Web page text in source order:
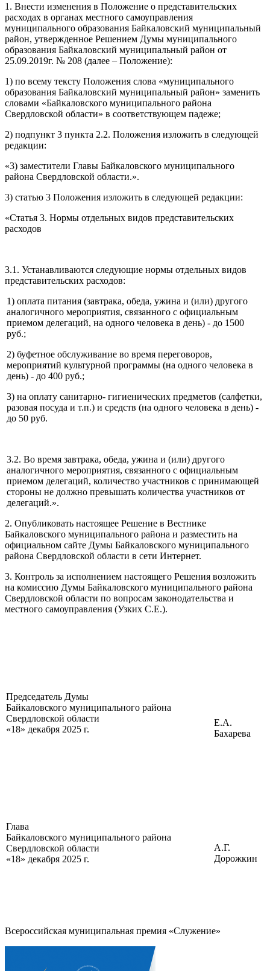
1. Внести изменения в Положение о представительских
расходах в органах местного самоуправления
муниципального образования Байкаловский муниципальный
район, утвержденное Решением Думы муниципального
образования Байкаловский муниципальный район от
25.09.2019г. № 208 (далее – Положение):
1) по всему тексту Положения слова «муниципального
образования Байкаловский муниципальный район» заменить
словами «Байкаловского муниципального района
Свердловской области» в соответствующем падеже;
2) подпункт 3 пункта 2.2. Положения изложить в следующей
редакции:
«3) заместители Главы Байкаловского муниципального
района Свердловской области.».
3) статью 3 Положения изложить в следующей редакции:
«Статья 3. Нормы отдельных видов представительских
расходов
3.1. Устанавливаются следующие нормы отдельных видов
представительских расходов:
1) оплата питания (завтрака, обеда, ужина и (или) другого
аналогичного мероприятия, связанного с официальным
приемом делегаций, на одного человека в день) - до 1500
руб.;
2) буфетное обслуживание во время переговоров,
мероприятий культурной программы (на одного человека в
день) - до 400 руб.;
3) на оплату санитарно- гигиенических предметов (салфетки,
разовая посуда и т.п.) и средств (на одного человека в день) -
до 50 руб.
3.2. Во время завтрака, обеда, ужина и (или) другого
аналогичного мероприятия, связанного с официальным
приемом делегаций, количество участников с принимающей
стороны не должно превышать количества участников от
делегаций.».
2. Опубликовать настоящее Решение в Вестнике
Байкаловского муниципального района и разместить на
официальном сайте Думы Байкаловского муниципального
района Свердловской области в сети Интернет.
3. Контроль за исполнением настоящего Решения возложить
на комиссию Думы Байкаловского муниципального района
Свердловской области по вопросам законодательства и
местного самоуправления (Узких С.Е.).
Председатель Думы
Байкаловского муниципального района
Свердловской области
«18» декабря 2025 г.
Е.А.
Бахарева
Глава
Байкаловского муниципального района
Свердловской области
«18» декабря 2025 г.
А.Г.
Дорожкин
Всероссийская муниципальная премия «Служение»